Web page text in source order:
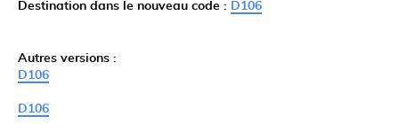
Destination dans le nouveau code : D106
Autres versions :
D106
D106